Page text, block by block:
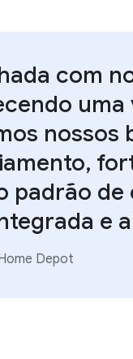
com
uma
nossos
padrão de
e
Depot